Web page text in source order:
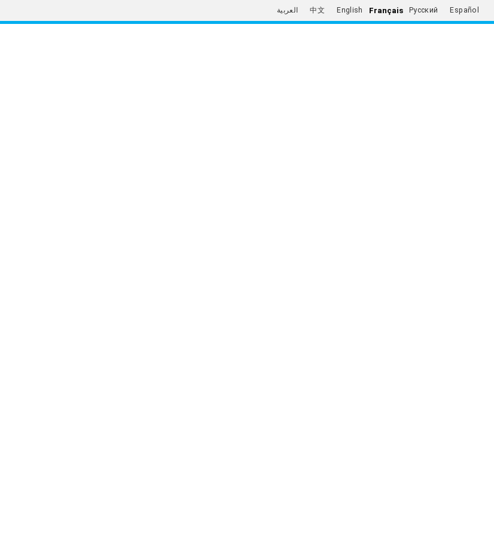
العربية 中文 English Français Русский Español